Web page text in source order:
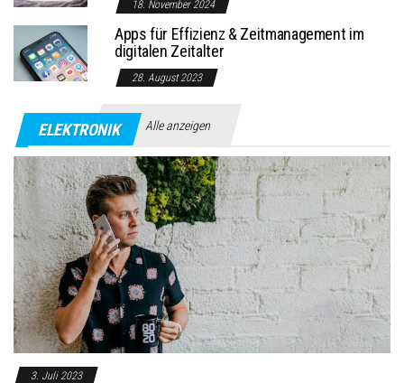
18. November 2024
Apps für Effizienz & Zeitmanagement im
digitalen Zeitalter
28. August 2023
ELEKTRONIK Alle anzeigen
3. Juli 2023